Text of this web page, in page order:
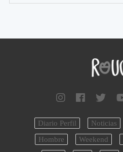
Diario Perfil Noticias
Hombre
Weekend